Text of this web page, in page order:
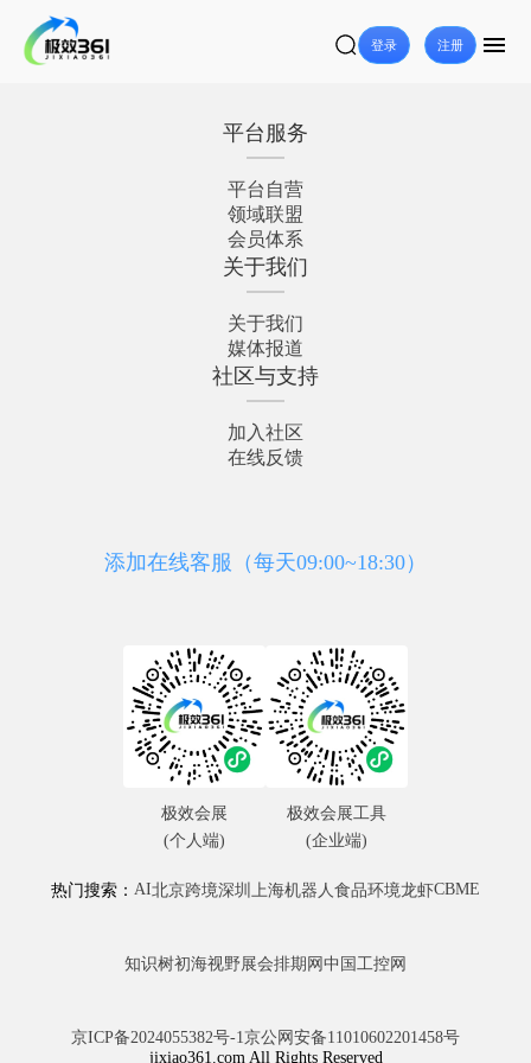
登录 注册
平台服务
平台自营
领域联盟
会员体系
关于我们
关于我们
媒体报道
社区与支持
加入社区
在线反馈
添加在线客服（每天09:00~18:30）
热门搜索： AI北京跨境深圳 上海机器人食品环境龙虾CBME
知识树初海视野展会排期网 中国工控网
京ICP备2024055382号-1京公网安备11010602201458号
jixiao361.com All Rights Reserved
极效会展
(个人端)
极效会展工具
(企业端)